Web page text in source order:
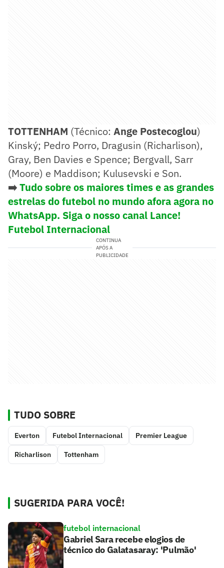
TOTTENHAM (Técnico: Ange Postecoglou)
Kinský; Pedro Porro, Dragusin (Richarlison),
Gray, Ben Davies e Spence; Bergvall, Sarr
(Moore) e Maddison; Kulusevski e Son.
➡️Tudo sobre os maiores times e as grandes
estrelas do futebol no mundo afora agora no
WhatsApp. Siga o nosso canal Lance!
Futebol Internacional
CONTINUA
APÓS A
PUBLICIDADE
TUDO SOBRE
Everton Futebol Internacional Premier League
Richarlison Tottenham
SUGERIDA PARA VOCÊ!
futebol internacional
Gabriel Sara recebe elogios de
técnico do Galatasaray: 'Pulmão'